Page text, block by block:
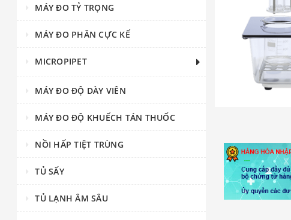
MÁY ĐO TỶ TRỌNG
MÁY ĐO PHÂN CỰC KẾ
MICROPIPET
MÁY ĐO ĐỘ DÀY VIÊN
MÁY ĐO ĐỘ KHUẾCH TÁN THUỐC
NỒI HẤP TIỆT TRÙNG
TỦ SẤY
TỦ LẠNH ÂM SÂU